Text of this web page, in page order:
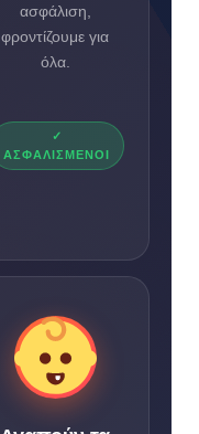
ασφάλιση,
φροντίζουμε για
όλα.
✓
ΑΣΦΑΛΙΣΜΈΝΟΙ